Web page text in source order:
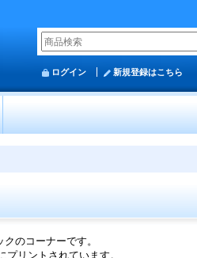
ログイン 新規登録はこちら
のコーナーです。
リントされています。